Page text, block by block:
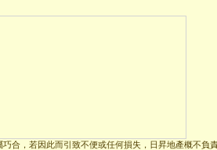
合，若因此而引致不便或任何損失，日昇地產概不負